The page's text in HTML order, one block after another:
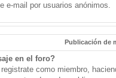
e-mail por usuarios anónimos.
Publicación de
en el foro?
como miembro,